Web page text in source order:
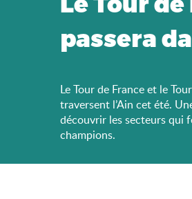
passera
Le Tour de France et le
traversent l’Ain cet été.
découvrir les secteurs qui
champions.